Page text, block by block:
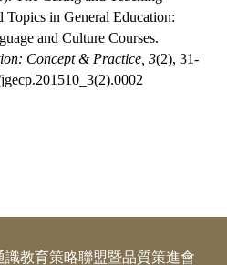
Topics in General Education:
and Culture Courses.
Concept & Practice, 3(2), 31-
教育策略聯盟暨品質策進會